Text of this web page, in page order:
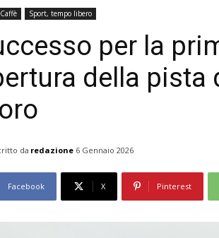
Sport, tempo libero
per la
della pista
da redazione 6 Gennaio 2026
Facebook X Pinterest